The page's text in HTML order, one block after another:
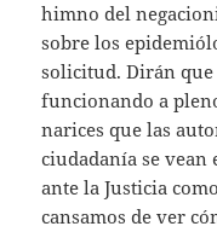
himno del
sobre los
solicitud. Dirán que
funcionando a
narices que las
ciudadanía se
ante la Justicia
cansamos de ver